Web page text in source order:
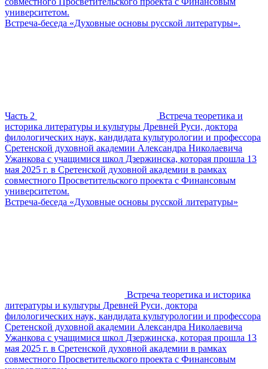
университетом.
Встреча-беседа «Духовные основы русской литературы».
Часть 2
Встреча теоретика и
историка литературы и культуры Древней Руси, доктора
филологических наук, кандидата культурологии и профессора
Сретенской духовной академии Александра Николаевича
Ужанкова с учащимися школ Дзержинска, которая прошла 13
мая 2025 г. в Сретенской духовной академии в рамках
совместного Просветительского проекта с Финансовым
университетом.
Встреча-беседа «Духовные основы русской литературы»
Встреча теоретика и историка
литературы и культуры Древней Руси, доктора
филологических наук, кандидата культурологии и профессора
Сретенской духовной академии Александра Николаевича
Ужанкова с учащимися школ Дзержинска, которая прошла 13
мая 2025 г. в Сретенской духовной академии в рамках
совместного Просветительского проекта с Финансовым